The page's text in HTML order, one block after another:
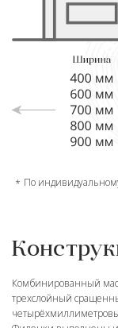
По
Комбинированный
трехслойный